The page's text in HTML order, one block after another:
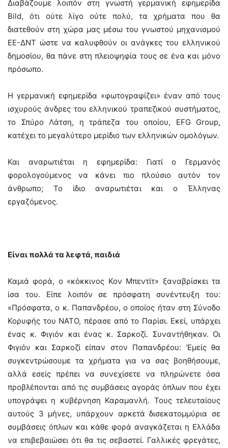
Διαβάζουμε λοιπόν στη γνωστή γερμανική εφημερίδα
Bild, ότι ούτε λίγο ούτε πολύ, τα χρήματα που θα
διατεθούν στη χώρα μας μέσω του γνωστού μηχανισμού
ΕΕ-ΔΝΤ ώστε να καλυφθούν οι ανάγκες του ελληνικού
δημοσίου, θα πάνε στη πλειοψηφία τους σε ένα και μόνο
πρόσωπο.
Η γερμανική εφημερίδα «φωτογραφίζει» έναν από τους
ισχυρούς άνδρες του ελληνικού τραπεζικού συστήματος,
το Σπύρο Λάτση, η τράπεζα του οποίου, EFG Group,
κατέχει το μεγαλύτερο μερίδιο των ελληνικών ομολόγων.
Και αναρωτιέται η εφημερίδα: Γιατί ο Γερμανός
φορολογούμενος να κάνει πιο πλούσιο αυτόν τον
άνθρωπο; Το ίδιο αναρωτιέται και ο Έλληνας
εργαζόμενος.
Είναι πολλά τα λεφτά, παιδιά
Καμιά φορά, ο «κόκκινος Κον Μπεντίτ» ξαναβρίσκει τα
ίσα του. Είπε λοιπόν σε πρόσφατη συνέντευξη του:
«Πρόσφατα, ο κ. Παπανδρέου, ο οποίος ήταν στη Σύνοδο
Κορυφής του ΝΑΤΟ, πέρασε από το Παρίσι. Εκεί, υπάρχει
ένας κ. Φιγιόν και ένας κ. Σαρκοζί. Συναντήθηκαν. Οι
Φιγιόν και Σαρκοζί είπαν στον Παπανδρέου: ‘Εμείς θα
συγκεντρώσουμε τα χρήματα για να σας βοηθήσουμε,
αλλά εσείς πρέπει να συνεχίσετε να πληρώνετε όσα
προβλέπονται από τις συμβάσεις αγοράς όπλων που έχει
υπογράψει η κυβέρνηση Καραμανλή. Τους τελευταίους
αυτούς 3 μήνες, υπάρχουν αρκετά δισεκατομμύρια σε
συμβάσεις όπλων και κάθε φορά αναγκάζεται η Ελλάδα
να επιβεβαιώσει ότι θα τις σεβαστεί. Γαλλικές φρεγάτες,